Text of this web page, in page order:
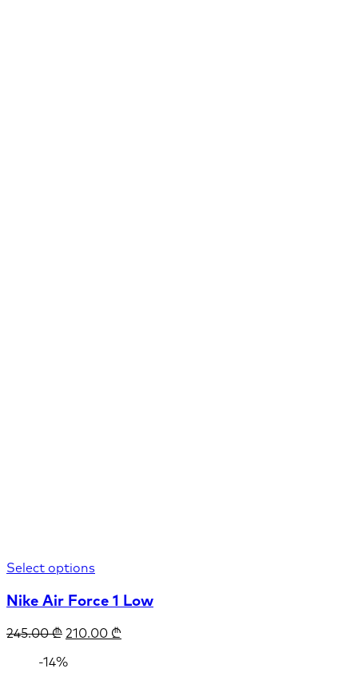
Select options
Nike Air Force 1 Low
245.00₾ 210.00 ₾
-14%